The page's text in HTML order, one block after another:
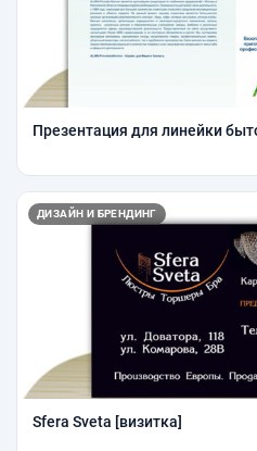
Презентация для линейки
ДИЗАЙН И БРЕНДИНГ
Sfera Sveta [визитка]